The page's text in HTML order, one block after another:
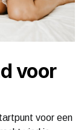
voor
voor een